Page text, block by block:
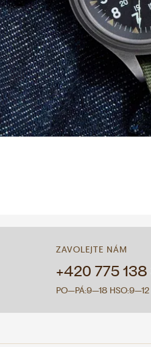
ZAVOLEJTE NÁM
+420 775
PO–PÁ:9–18 HSO:9–12